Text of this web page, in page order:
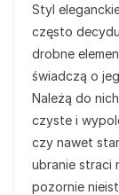
Styl
często
drobne
świadczą o
Należą do
czyste i
czy nawet
ubranie straci
pozornie